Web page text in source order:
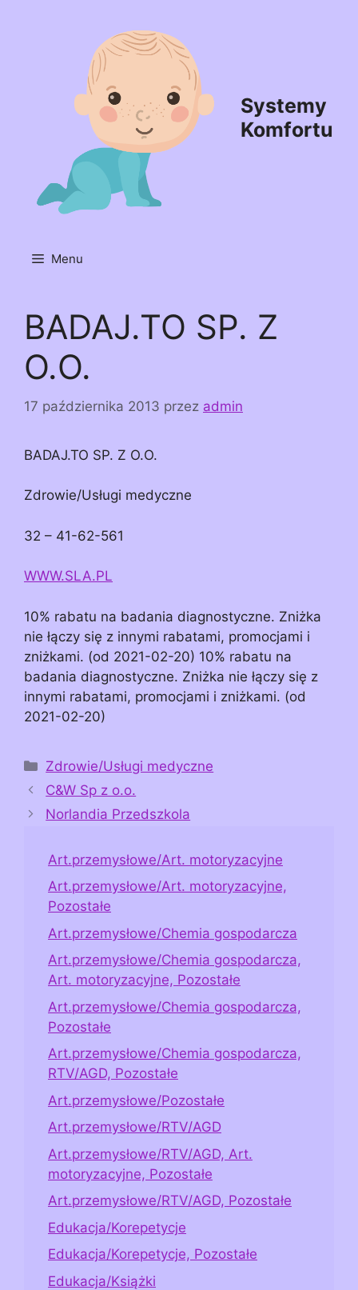
Systemy
Komfortu
Menu
BADAJ.TO SP. Z
O.O.
17 października 2013 przez admin
BADAJ.TO SP. Z O.O.
Zdrowie/Usługi medyczne
32 – 41-62-561
WWW.SLA.PL
10% rabatu na badania diagnostyczne. Zniżka
nie łączy się z innymi rabatami, promocjami i
zniżkami. (od 2021-02-20) 10% rabatu na
badania diagnostyczne. Zniżka nie łączy się z
innymi rabatami, promocjami i zniżkami. (od
2021-02-20)
Kategorie
Zdrowie/Usługi medyczne
C&W Sp z o.o.
Norlandia Przedszkola
Art.przemysłowe/Art. motoryzacyjne
Art.przemysłowe/Art. motoryzacyjne,
Pozostałe
Art.przemysłowe/Chemia gospodarcza
Art.przemysłowe/Chemia gospodarcza,
Art. motoryzacyjne, Pozostałe
Art.przemysłowe/Chemia gospodarcza,
Pozostałe
Art.przemysłowe/Chemia gospodarcza,
RTV/AGD, Pozostałe
Art.przemysłowe/Pozostałe
Art.przemysłowe/RTV/AGD
Art.przemysłowe/RTV/AGD, Art.
motoryzacyjne, Pozostałe
Art.przemysłowe/RTV/AGD, Pozostałe
Edukacja/Korepetycje
Edukacja/Korepetycje, Pozostałe
Edukacja/Książki